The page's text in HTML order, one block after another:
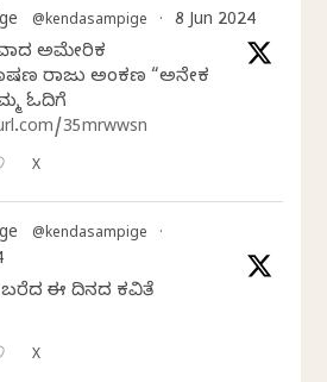
@kendasampige · 8 Jun 2024
ಅಮೇರಿಕ
ರಾಜು ಅಂಕಣ “ಅನೇಕ
ಓದಿಗೆ
35mrwwsn
X
@kendasampige ·
ಈ ದಿನದ ಕವಿತೆ
X